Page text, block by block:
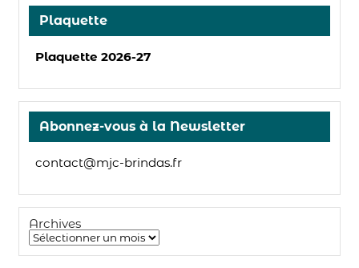
Plaquette
Plaquette 2026-27
Abonnez-vous à la Newsletter
contact@mjc-brindas.fr
Archives